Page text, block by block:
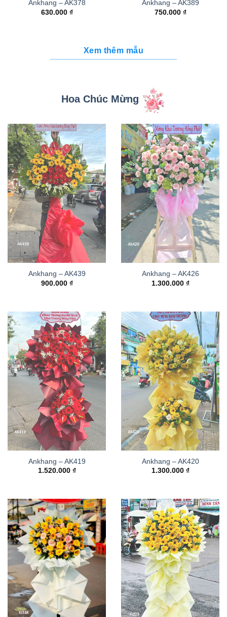
Ankhang – AK378
630.000 ₫
Ankhang – AK389
750.000 ₫
Xem thêm mẫu
Hoa Chúc Mừng
Ankhang – AK439
900.000 ₫
Ankhang – AK426
1.300.000 ₫
Ankhang – AK419
1.520.000 ₫
Ankhang – AK420
1.300.000 ₫